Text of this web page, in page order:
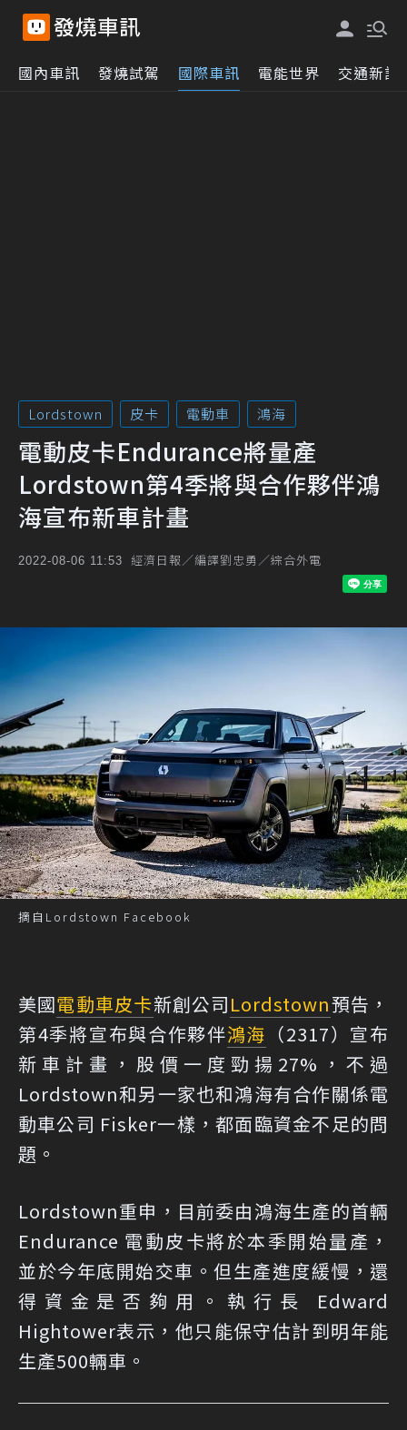
國內車訊 發燒試駕 國際車訊 電能世界 交通新訊
Lordstown 皮卡 電動車 鴻海
電動皮卡Endurance將量產
Lordstown第4季將與合作夥伴鴻
海宣布新車計畫
2022-08-06 11:53 經濟日報／編譯劉忠勇／綜合外電
摘自Lordstown Facebook
美國電動車皮卡新創公司Lordstown預告，
第4季將宣布與合作夥伴鴻海 （2317）宣布
新車計畫，股價一度勁揚27%，不過
Lordstown和另一家也和鴻海有合作關係電
動車公司 Fisker一樣，都面臨資金不足的問
題。
Lordstown重申，目前委由鴻海生產的首輛
Endurance 電動皮卡將於本季開始量產，
並於今年底開始交車。但生產進度緩慢，還
得資金是否夠用。執行長 Edward
Hightower表示，他只能保守估計到明年能
生產500輛車。